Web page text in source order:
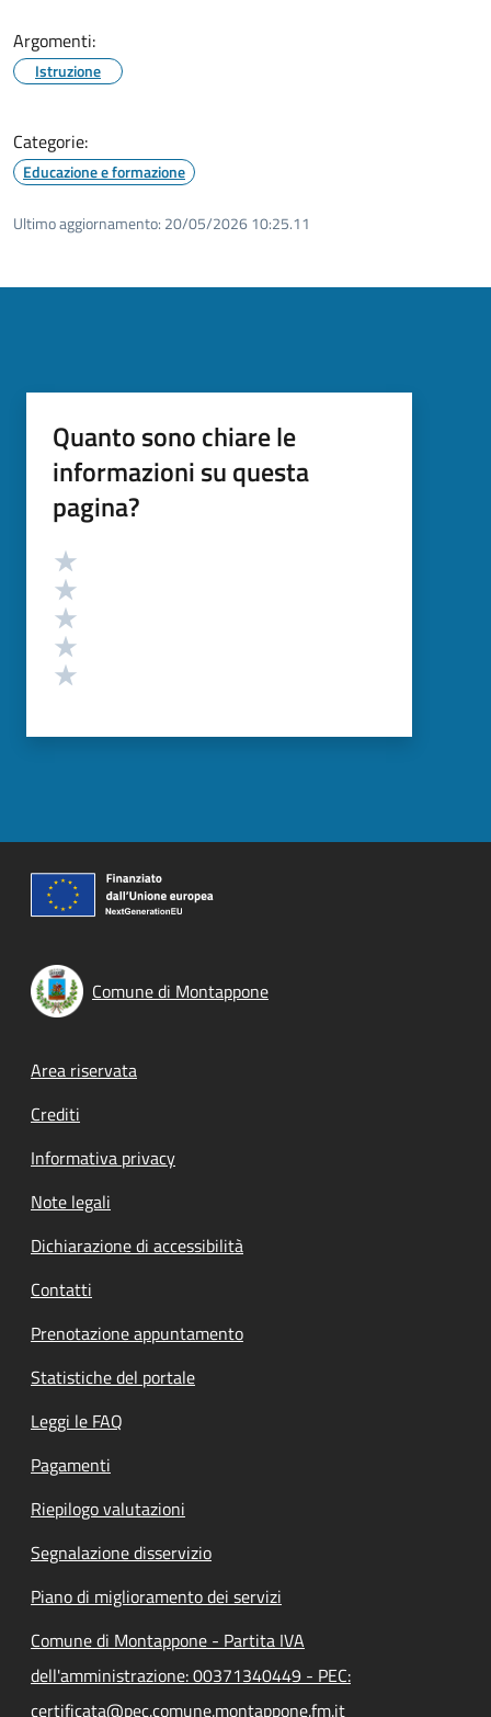
Argomenti:
Istruzione
Categorie:
Educazione e formazione
Ultimo aggiornamento: 20/05/2026 10:25.11
Quanto sono chiare le
informazioni su questa
pagina?
Valutazione
Comune di Montappone
Footer menu
Area riservata
Crediti
Informativa privacy
Note legali
Dichiarazione di accessibilità
Contatti
Prenotazione appuntamento
Statistiche del portale
Leggi le FAQ
Pagamenti
Riepilogo valutazioni
Segnalazione disservizio
Piano di miglioramento dei servizi
Comune di Montappone - Partita IVA
dell'amministrazione: 00371340449 - PEC:
certificata@pec.comune.montappone.fm.it